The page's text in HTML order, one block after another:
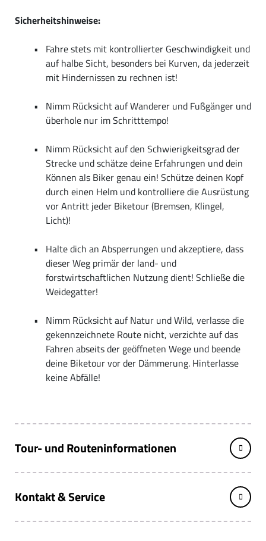
Sicherheitshinweise:
Fahre stets mit kontrollierter Geschwindigkeit und
auf halbe Sicht, besonders bei Kurven, da jederzeit
mit Hindernissen zu rechnen ist!
Nimm Rücksicht auf Wanderer und Fußgänger und
überhole nur im Schritttempo!
Nimm Rücksicht auf den Schwierigkeitsgrad der
Strecke und schätze deine Erfahrungen und dein
Können als Biker genau ein! Schütze deinen Kopf
durch einen Helm und kontrolliere die Ausrüstung
vor Antritt jeder Biketour (Bremsen, Klingel,
Licht)!
Halte dich an Absperrungen und akzeptiere, dass
dieser Weg primär der land- und
forstwirtschaftlichen Nutzung dient! Schließe die
Weidegatter!
Nimm Rücksicht auf Natur und Wild, verlasse die
gekennzeichnete Route nicht, verzichte auf das
Fahren abseits der geöffneten Wege und beende
deine Biketour vor der Dämmerung. Hinterlasse
keine Abfälle!
Tour- und Routeninformationen
Kontakt & Service